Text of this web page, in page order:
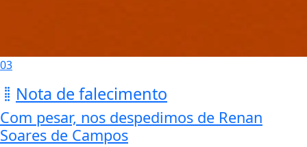
03
Nota de falecimento
Com pesar, nos despedimos de Renan
Soares de Campos